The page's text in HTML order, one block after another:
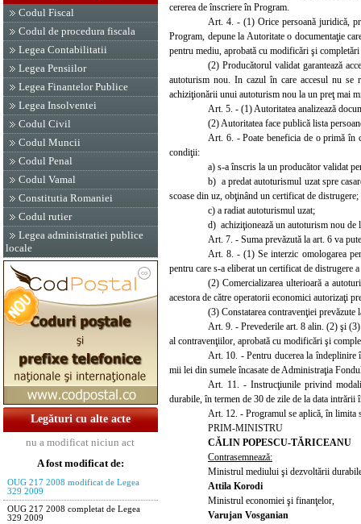
Codul Fiscal
Codul de procedura fiscala
Legea Contabilitatii
Legea Pensiilor
Legea Finantelor Publice
Legea Insolventei
Codul Civil
Codul Muncii
Codul Penal
Codul Vamal
Constitutia Romaniei
Codul rutier
Legea administratiei publice
locale
Legături cu alte acte
nu a modificat niciun act
A fost modificat de:
OUG 217 2008 modificat de Legea
329 2009
OUG 217 2008 completat de Legea
329 2009
cererea de înscriere în Program.
Art. 4. - (1) Orice persoană juridică,
Program, depune la Autoritate o documentaţie
pentru mediu, aprobată cu modificări şi
(2) Producătorul validat garantează
autoturism nou. In cazul în care accesul nu se
achiziţionării unui autoturism nou la un preţ mai
Art. 5. - (1) Autoritatea analizează
(2) Autoritatea face publică lista
Art. 6. - Poate beneficia de o primă în
condiţii:
a) s-a înscris la un producător validat
b) a predat autoturismul uzat spre
scoase din uz, obţinând un certificat de distrugere;
c) a radiat autoturismul uzat;
d) achiziţionează un autoturism nou de
Art. 7. - Suma prevăzută la art. 6 va
Art . 8. - (1) Se interzic omologarea
pentru care s-a eliberat un certificat de distrugere
(2) Comercializarea ulterioară a
acestora de către operatorii economici autorizaţi
(3) Constatarea contravenţiei
Art. 9. - Prevederile art. 8 alin. (2) şi
al contravenţiilor, aprobată cu modificări şi
Art. 10. - Pentru ducerea la îndeplinire
mii lei din sumele încasate de Administraţia
Art . 11. - Instrucţiunile privind
durabile, în termen de 30 de zile de la data intrării
Art. 12. - Programul se aplică, în limita
PRIM-MINISTRU
CĂLIN POPESCU-TĂRICEANU
Contrasemnează:
Ministrul mediului şi dezvoltării
Attila Korodi
Ministrul economiei şi finanţelor,
Varujan Vosganian